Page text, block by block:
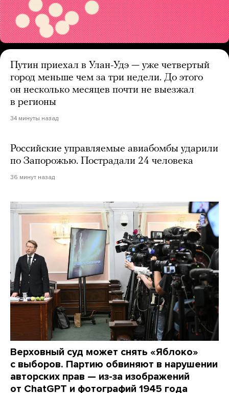
Путин приехал в Улан-Удэ — уже четвертый
город меньше чем за три недели. До этого
он несколько месяцев почти не выезжал
в регионы
34 минуты назад
Российские управляемые авиабомбы ударили
по Запорожью. Пострадали 24 человека
36 минут назад
Верховный суд может снять «Яблоко»
с выборов. Партию обвиняют в нарушении
авторских прав — из-за изображений
от ChatGPT и фотографий 1945 года